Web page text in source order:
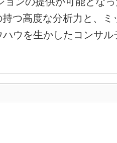
つ高度な分析力と、ミ
ハウを生かしたコンサ